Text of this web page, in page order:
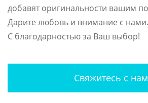
добавят оригинальности вашим
Дарите любовь и внимание с нами.
С благодарностью за Ваш выбор!
Свяжитесь с